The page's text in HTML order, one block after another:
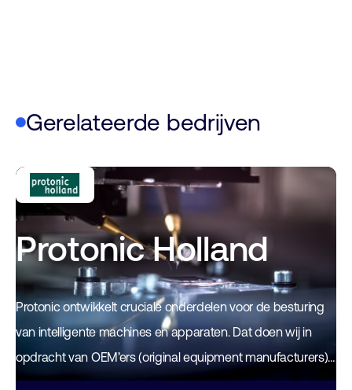
Gerelateerde bedrijven
Protonic Holland
Protonic ontwikkelt cruciale onderdelen voor de besturing
van intelligente machines en apparaten. Dat doen wij in
opdracht van OEM’ers (original equipment manufacturers)
voor uiteenlopende toepassingen. Protonic beheerst het